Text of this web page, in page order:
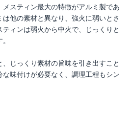
スティン最大の特徴がアルミ製であ
他の素材と異なり、強火に弱いとさ
ィンは弱火から中火で、じっくりと
じっくり素材の旨味を引き出すこと
味付けが必要なく、調理工程もシン